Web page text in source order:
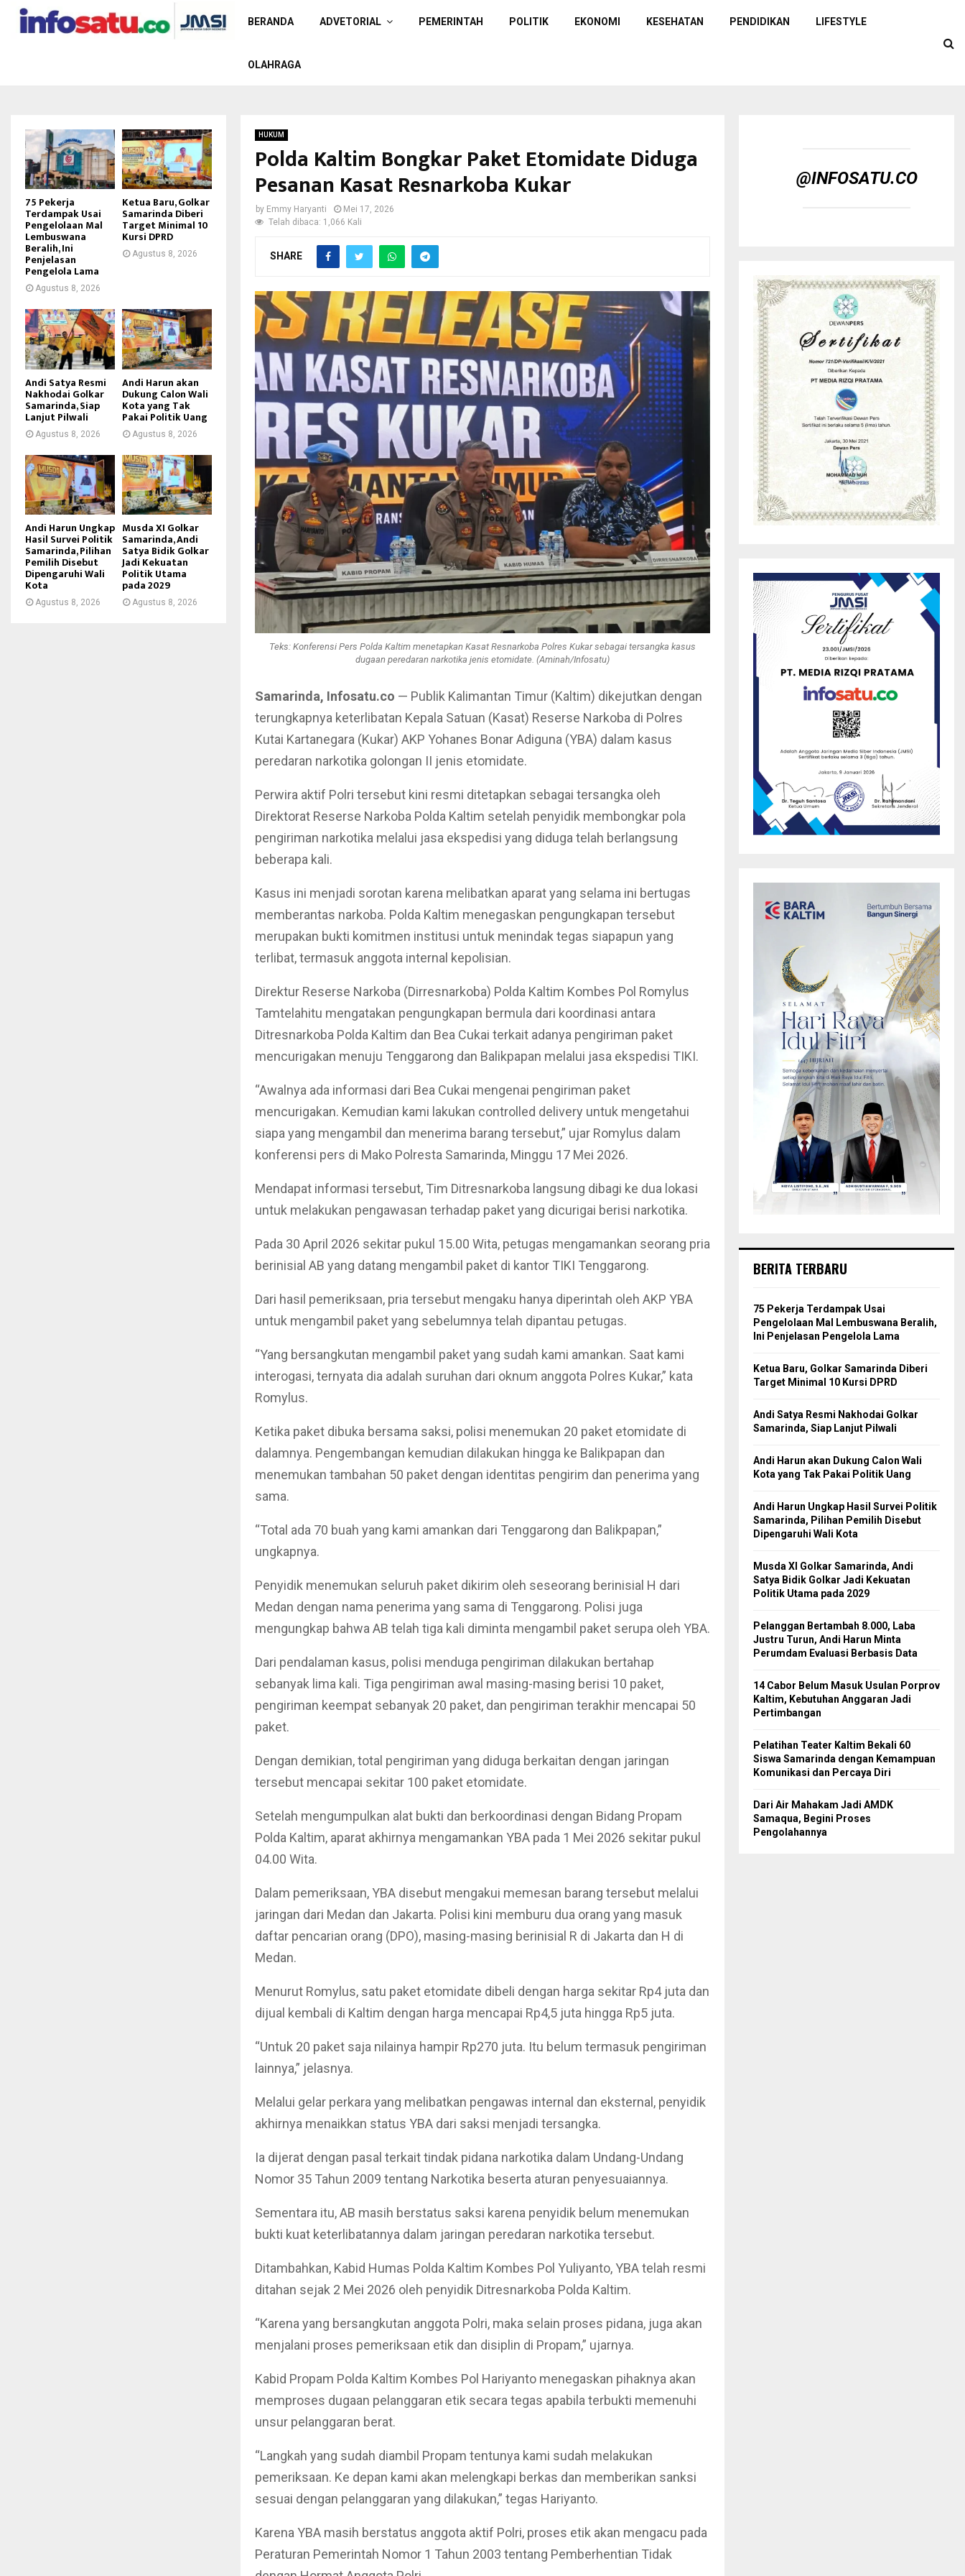
BERANDA ADVETORIAL PEMERINTAH POLITIK EKONOMI KESEHATAN PENDIDIKAN LIFESTYLE
OLAHRAGA
HUKUM
Polda Kaltim Bongkar Paket Etomidate Diduga
Pesanan Kasat Resnarkoba Kukar
by Emmy Haryanti
Mei 17, 2026
Telah dibaca: 1,066 Kali
SHARE
Teks: Konferensi Pers Polda Kaltim menetapkan Kasat Resnarkoba Polres Kukar sebagai tersangka kasus
dugaan peredaran narkotika jenis etomidate. (Aminah/Infosatu)
Samarinda, Infosatu.co — Publik Kalimantan Timur (Kaltim) dikejutkan dengan
terungkapnya keterlibatan Kepala Satuan (Kasat) Reserse Narkoba di Polres
Kutai Kartanegara (Kukar) AKP Yohanes Bonar Adiguna (YBA) dalam kasus
peredaran narkotika golongan II jenis etomidate.
Perwira aktif Polri tersebut kini resmi ditetapkan sebagai tersangka oleh
Direktorat Reserse Narkoba Polda Kaltim setelah penyidik membongkar pola
pengiriman narkotika melalui jasa ekspedisi yang diduga telah berlangsung
beberapa kali.
Kasus ini menjadi sorotan karena melibatkan aparat yang selama ini bertugas
memberantas narkoba. Polda Kaltim menegaskan pengungkapan tersebut
merupakan bukti komitmen institusi untuk menindak tegas siapapun yang
terlibat, termasuk anggota internal kepolisian.
Direktur Reserse Narkoba (Dirresnarkoba) Polda Kaltim Kombes Pol Romylus
Tamtelahitu mengatakan pengungkapan bermula dari koordinasi antara
Ditresnarkoba Polda Kaltim dan Bea Cukai terkait adanya pengiriman paket
mencurigakan menuju Tenggarong dan Balikpapan melalui jasa ekspedisi TIKI.
“Awalnya ada informasi dari Bea Cukai mengenai pengiriman paket
mencurigakan. Kemudian kami lakukan controlled delivery untuk mengetahui
siapa yang mengambil dan menerima barang tersebut,” ujar Romylus dalam
konferensi pers di Mako Polresta Samarinda, Minggu 17 Mei 2026.
Mendapat informasi tersebut, Tim Ditresnarkoba langsung dibagi ke dua lokasi
untuk melakukan pengawasan terhadap paket yang dicurigai berisi narkotika.
Pada 30 April 2026 sekitar pukul 15.00 Wita, petugas mengamankan seorang pria
berinisial AB yang datang mengambil paket di kantor TIKI Tenggarong.
Dari hasil pemeriksaan, pria tersebut mengaku hanya diperintah oleh AKP YBA
untuk mengambil paket yang sebelumnya telah dipantau petugas.
“Yang bersangkutan mengambil paket yang sudah kami amankan. Saat kami
interogasi, ternyata dia adalah suruhan dari oknum anggota Polres Kukar,” kata
Romylus.
Ketika paket dibuka bersama saksi, polisi menemukan 20 paket etomidate di
dalamnya. Pengembangan kemudian dilakukan hingga ke Balikpapan dan
menemukan tambahan 50 paket dengan identitas pengirim dan penerima yang
sama.
“Total ada 70 buah yang kami amankan dari Tenggarong dan Balikpapan,”
ungkapnya.
Penyidik menemukan seluruh paket dikirim oleh seseorang berinisial H dari
Medan dengan nama penerima yang sama di Tenggarong. Polisi juga
mengungkap bahwa AB telah tiga kali diminta mengambil paket serupa oleh YBA.
Dari pendalaman kasus, polisi menduga pengiriman dilakukan bertahap
sebanyak lima kali. Tiga pengiriman awal masing-masing berisi 10 paket,
pengiriman keempat sebanyak 20 paket, dan pengiriman terakhir mencapai 50
paket.
Dengan demikian, total pengiriman yang diduga berkaitan dengan jaringan
tersebut mencapai sekitar 100 paket etomidate.
Setelah mengumpulkan alat bukti dan berkoordinasi dengan Bidang Propam
Polda Kaltim, aparat akhirnya mengamankan YBA pada 1 Mei 2026 sekitar pukul
04.00 Wita.
Dalam pemeriksaan, YBA disebut mengakui memesan barang tersebut melalui
jaringan dari Medan dan Jakarta. Polisi kini memburu dua orang yang masuk
daftar pencarian orang (DPO), masing-masing berinisial R di Jakarta dan H di
Medan.
Menurut Romylus, satu paket etomidate dibeli dengan harga sekitar Rp4 juta dan
dijual kembali di Kaltim dengan harga mencapai Rp4,5 juta hingga Rp5 juta.
“Untuk 20 paket saja nilainya hampir Rp270 juta. Itu belum termasuk pengiriman
lainnya,” jelasnya.
Melalui gelar perkara yang melibatkan pengawas internal dan eksternal, penyidik
akhirnya menaikkan status YBA dari saksi menjadi tersangka.
Ia dijerat dengan pasal terkait tindak pidana narkotika dalam Undang-Undang
Nomor 35 Tahun 2009 tentang Narkotika beserta aturan penyesuaiannya.
Sementara itu, AB masih berstatus saksi karena penyidik belum menemukan
bukti kuat keterlibatannya dalam jaringan peredaran narkotika tersebut.
Ditambahkan, Kabid Humas Polda Kaltim Kombes Pol Yuliyanto, YBA telah resmi
ditahan sejak 2 Mei 2026 oleh penyidik Ditresnarkoba Polda Kaltim.
“Karena yang bersangkutan anggota Polri, maka selain proses pidana, juga akan
menjalani proses pemeriksaan etik dan disiplin di Propam,” ujarnya.
Kabid Propam Polda Kaltim Kombes Pol Hariyanto menegaskan pihaknya akan
memproses dugaan pelanggaran etik secara tegas apabila terbukti memenuhi
unsur pelanggaran berat.
“Langkah yang sudah diambil Propam tentunya kami sudah melakukan
pemeriksaan. Ke depan kami akan melengkapi berkas dan memberikan sanksi
sesuai dengan pelanggaran yang dilakukan,” tegas Hariyanto.
Karena YBA masih berstatus anggota aktif Polri, proses etik akan mengacu pada
Peraturan Pemerintah Nomor 1 Tahun 2003 tentang Pemberhentian Tidak
75 Pekerja
Terdampak Usai
Pengelolaan Mal
Lembuswana
Beralih, Ini
Penjelasan
Pengelola Lama
Agustus 8, 2026
Ketua Baru, Golkar
Samarinda Diberi
Target Minimal 10
Kursi DPRD
Agustus 8, 2026
Andi Satya Resmi
Nakhodai Golkar
Samarinda, Siap
Lanjut Pilwali
Agustus 8, 2026
Andi Harun akan
Dukung Calon Wali
Kota yang Tak
Pakai Politik Uang
Agustus 8, 2026
Andi Harun Ungkap
Hasil Survei Politik
Samarinda, Pilihan
Pemilih Disebut
Dipengaruhi Wali
Kota
Agustus 8, 2026
Musda XI Golkar
Samarinda, Andi
Satya Bidik Golkar
Jadi Kekuatan
Politik Utama
pada 2029
Agustus 8, 2026
@INFOSATU.CO
BERITA TERBARU
75 Pekerja Terdampak Usai
Pengelolaan Mal Lembuswana Beralih,
Ini Penjelasan Pengelola Lama
Ketua Baru, Golkar Samarinda Diberi
Target Minimal 10 Kursi DPRD
Andi Satya Resmi Nakhodai Golkar
Samarinda, Siap Lanjut Pilwali
Andi Harun akan Dukung Calon Wali
Kota yang Tak Pakai Politik Uang
Andi Harun Ungkap Hasil Survei Politik
Samarinda, Pilihan Pemilih Disebut
Dipengaruhi Wali Kota
Musda XI Golkar Samarinda, Andi
Satya Bidik Golkar Jadi Kekuatan
Politik Utama pada 2029
Pelanggan Bertambah 8.000, Laba
Justru Turun, Andi Harun Minta
Perumdam Evaluasi Berbasis Data
14 Cabor Belum Masuk Usulan Porprov
Kaltim, Kebutuhan Anggaran Jadi
Pertimbangan
Pelatihan Teater Kaltim Bekali 60
Siswa Samarinda dengan Kemampuan
Komunikasi dan Percaya Diri
Dari Air Mahakam Jadi AMDK
Samaqua, Begini Proses
Pengolahannya